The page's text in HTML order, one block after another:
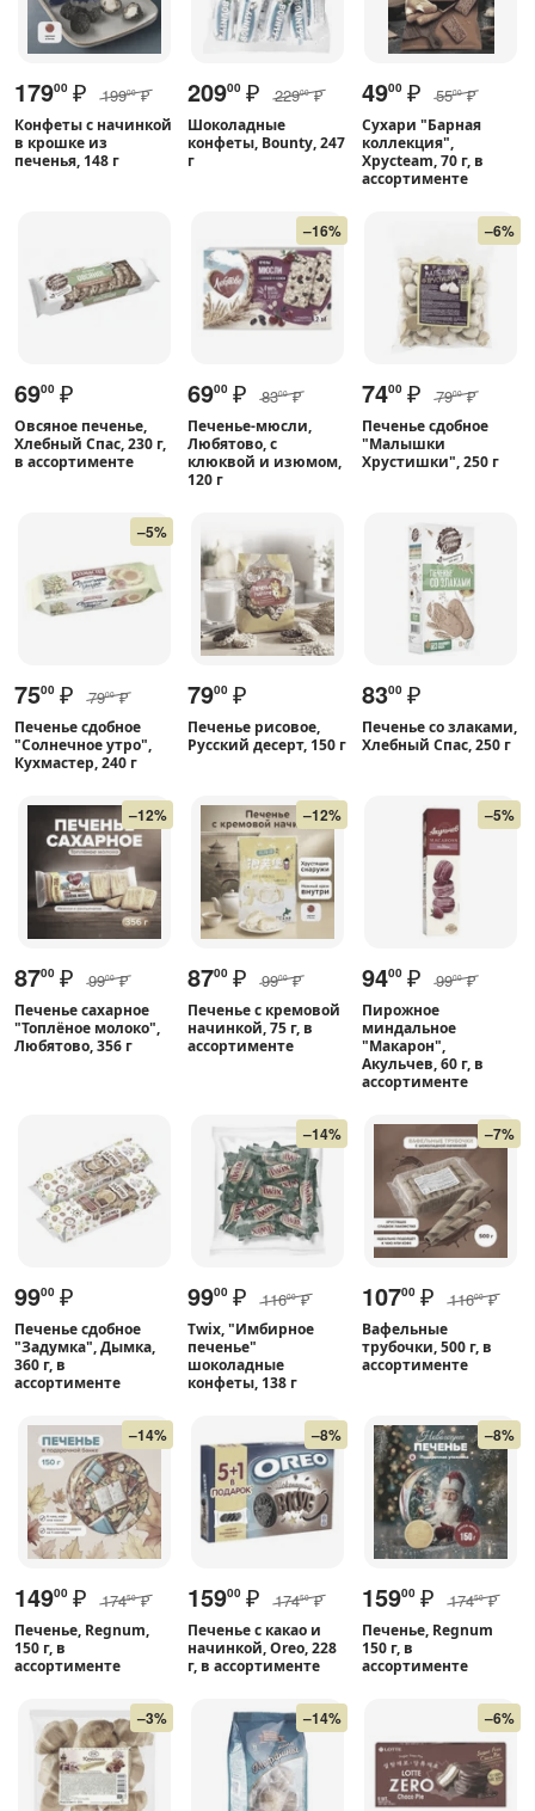
17900 ₽ 19900 ₽
Конфеты с начинкой
в крошке из
печенья, 148 г
20900 ₽ 22900 ₽
Шоколадные
конфеты, Bounty, 247
г
4900 ₽ 5500 ₽
Сухари "Барная
коллекция",
Хрусteam, 70 г, в
ассортименте
6900 ₽
Овсяное печенье,
Хлебный Спас, 230 г,
в ассортименте
–16%
6900 ₽ 8300 ₽
Печенье-мюсли,
Любятово, с
клюквой и изюмом,
120 г
–6%
7400 ₽ 7900 ₽
Печенье сдобное
"Малышки
Хрустишки", 250 г
–5%
7500 ₽ 7900 ₽
Печенье сдобное
"Солнечное утро",
Кухмастер, 240 г
7900 ₽
Печенье рисовое,
Русский десерт, 150 г
8300 ₽
Печенье со злаками,
Хлебный Спас, 250 г
–12%
8700 ₽ 9900 ₽
Печенье сахарное
"Топлёное молоко",
Любятово, 356 г
–12%
8700 ₽ 9900 ₽
Печенье с кремовой
начинкой, 75 г, в
ассортименте
–5%
9400 ₽ 9900 ₽
Пирожное
миндальное
"Макарон",
Акульчев, 60 г, в
ассортименте
9900 ₽
Печенье сдобное
"Задумка", Дымка,
360 г, в
ассортименте
–14%
9900 ₽ 11600 ₽
Twix, "Имбирное
печенье"
шоколадные
конфеты, 138 г
–7%
10700 ₽ 11600 ₽
Вафельные
трубочки, 500 г, в
ассортименте
–14%
14900 ₽ 17450 ₽
Печенье, Regnum,
150 г, в
ассортименте
–8%
15900 ₽ 17450 ₽
Печенье с какао и
начинкой, Oreo, 228
г, в ассортименте
–8%
15900 ₽ 17450 ₽
Печенье, Regnum
150 г, в
ассортименте
–3% –14% –6%